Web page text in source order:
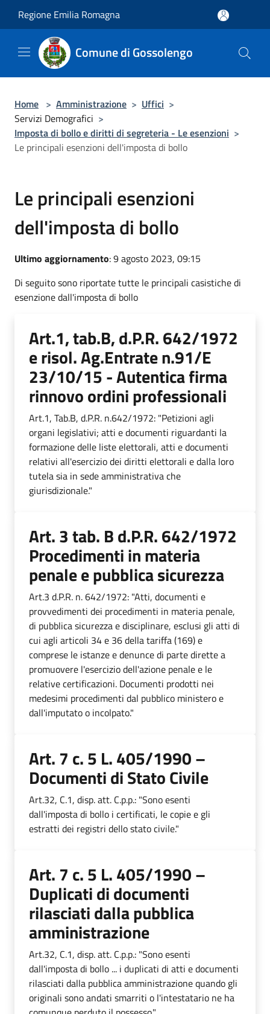
Regione Emilia Romagna
Comune di Gossolengo
Home > Amministrazione > Uffici >
Servizi Demografici >
Imposta di bollo e diritti di segreteria - Le esenzioni >
Le principali esenzioni dell'imposta di bollo
Le principali esenzioni
dell'imposta di bollo
Ultimo aggiornamento: 9 agosto 2023, 09:15
Di seguito sono riportate tutte le principali casistiche di
esenzione dall'imposta di bollo
Art.1, tab.B, d.P.R. 642/1972
e risol. Ag.Entrate n.91/E
23/10/15 - Autentica firma
rinnovo ordini professionali
Art.1, Tab.B, d.P.R. n.642/1972: "Petizioni agli
organi legislativi; atti e documenti riguardanti la
formazione delle liste elettorali, atti e documenti
relativi all'esercizio dei diritti elettorali e dalla loro
tutela sia in sede amministrativa che
giurisdizionale."
Art. 3 tab. B d.P.R. 642/1972
Procedimenti in materia
penale e pubblica sicurezza
Art.3 d.P.R. n. 642/1972: "Atti, documenti e
provvedimenti dei procedimenti in materia penale,
di pubblica sicurezza e disciplinare, esclusi gli atti di
cui agli articoli 34 e 36 della tariffa (169) e
comprese le istanze e denunce di parte dirette a
promuovere l'esercizio dell'azione penale e le
relative certificazioni. Documenti prodotti nei
medesimi procedimenti dal pubblico ministero e
dall'imputato o incolpato."
Art. 7 c. 5 L. 405/1990 –
Documenti di Stato Civile
Art.32, C.1, disp. att. C.p.p.: "Sono esenti
dall'imposta di bollo i certificati, le copie e gli
estratti dei registri dello stato civile."
Art. 7 c. 5 L. 405/1990 –
Duplicati di documenti
rilasciati dalla pubblica
amministrazione
Art.32, C.1, disp. att. C.p.p.: "Sono esenti
dall'imposta di bollo ... i duplicati di atti e documenti
rilasciati dalla pubblica amministrazione quando gli
originali sono andati smarriti o l'intestatario ne ha